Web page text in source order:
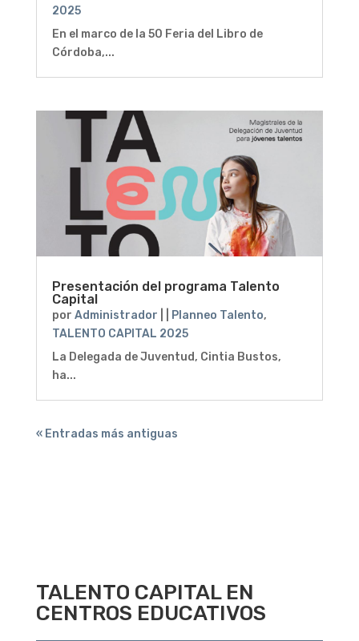
2025
En el marco de la 50 Feria del Libro de
Córdoba,...
Presentación del programa Talento
Capital
por Administrador Planneo Talento,
TALENTO CAPITAL 2025
La Delegada de Juventud, Cintia Bustos,
ha...
« Entradas más antiguas
TALENTO CAPITAL EN
CENTROS EDUCATIVOS